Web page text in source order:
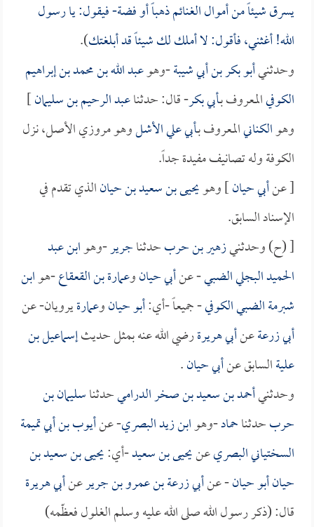
يسرق شيئاً من أموال الغنائم ذهباً أو فضة- فيقول: يا رسول
الله! أغثني، فأقول: لا أملك لك شيئاً قد أبلغتك).
وحدثنيأبو بكر بن أبي شيبة-وهوعبد الله بن محمد بن إبراهيم
الكوفيالمعروف بـأبي بكر- قال: حدثناعبد الرحيم بن سليمان]
وهوالكنانيالمعروف بـأبي علي الأشلوهو مروزي الأصل، نزل
الكوفة وله تصانيف مفيدة جداً.
[ عنأبي حيان] وهويحيى بن سعيد بن حيانالذي تقدم في
الإسناد السابق.
[ (ح) وحدثنيزهير بن حربحدثناجرير-وهوابن عبد
الحميد البجلي الضبي- عنأبي حيانوعمارة بن القعقاع-هوابن
شبرمة الضبي الكوفي- جميعاً -أي:أبو حيانوعمارةيرويان- عن
أبي زرعةعنأبي هريرةرضي الله عنه بمثل حديثإسماعيل بن
عليةالسابق عنأبي حيان.
وحدثنيأحمد بن سعيد بن صخر الدراميحدثناسليمان بن
حربحدثناحماد-وهوابن زيد البصري- عنأيوب بن أبي تميمة
السختياني البصريعنيحيى بن سعيد-أي:يحيى بن سعيد بن
حيان أبو حيان- عنأبي زرعة بن عمرو بن جريرعنأبي هريرة
قال: (ذكر رسول الله صلى الله عليه وسلم الغلول فعظّمه)